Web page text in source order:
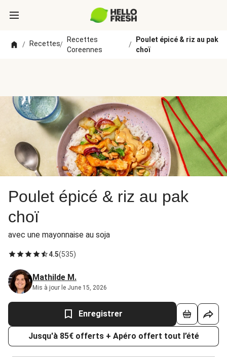
/ Recettes/
Recettes
Coreennes
/
Poulet épicé & riz au pak
choï
Poulet épicé & riz au pak
choï
avec une mayonnaise au soja
4.5(535)
Mathilde M.
Mis à jour le June 15, 2026
Enregistrer
Jusqu'à 85€ offerts + Apéro offert tout l’été